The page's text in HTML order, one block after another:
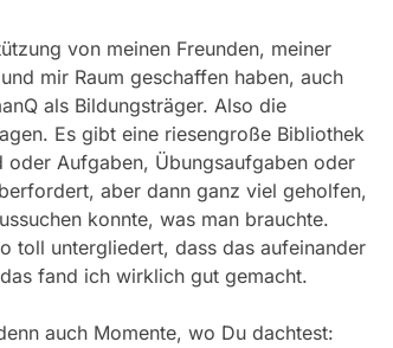
von meinen Freunden, meiner
mir Raum geschaffen haben, auch
als Bildungsträger. Also die
Es gibt eine riesengroße Bibliothek
Aufgaben, Übungsaufgaben oder
aber dann ganz viel geholfen,
konnte, was man brauchte.
toll untergliedert, dass das aufeinander
fand ich wirklich gut gemacht.
auch Momente, wo Du dachtest: